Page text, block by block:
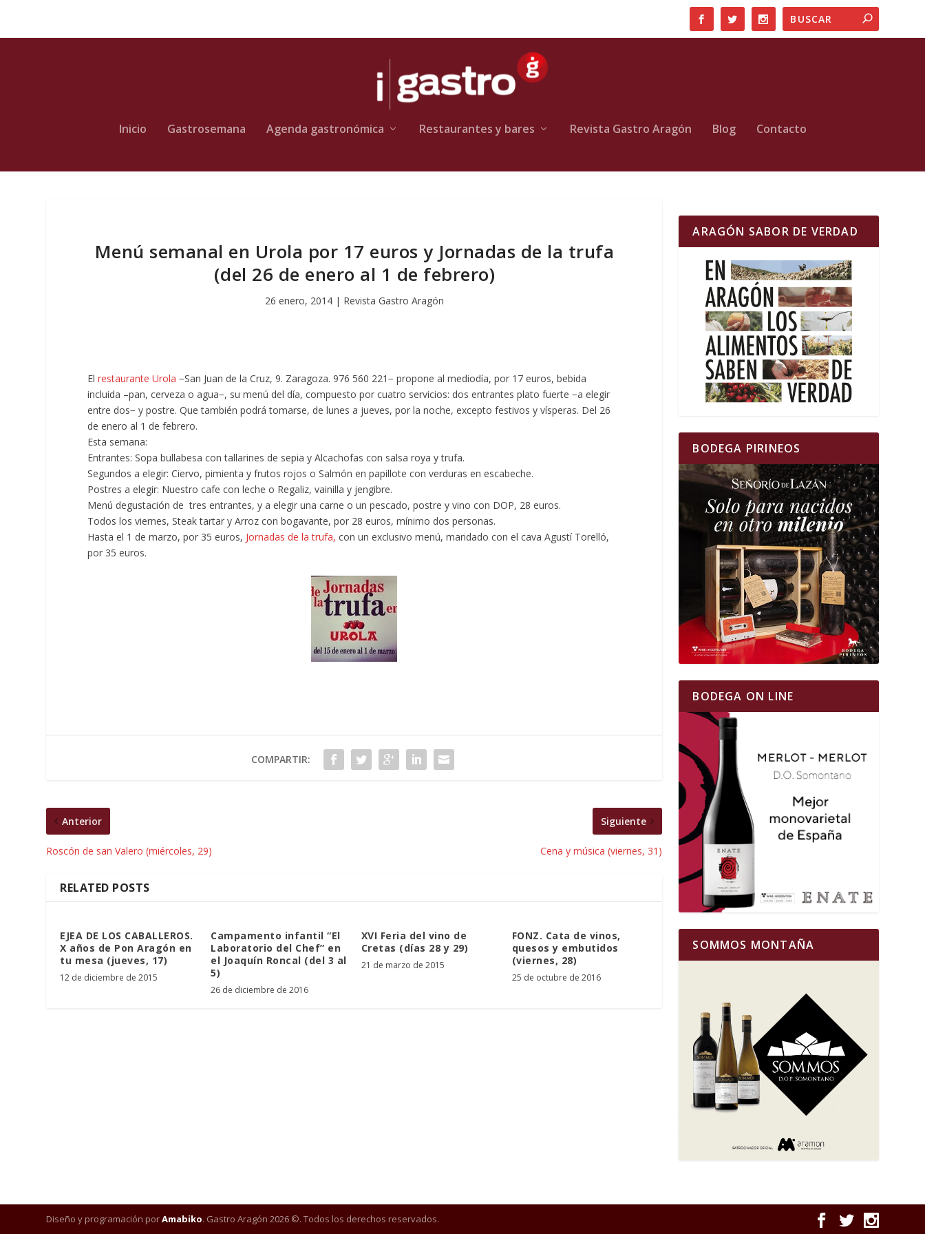
Inicio Gastrosemana Agenda gastronómica Restaurantes y bares Revista Gastro Aragón Blog Contacto
Menú semanal en Urola por 17 euros y Jornadas de la trufa
(del 26 de enero al 1 de febrero)
26 enero, 2014| Revista Gastro Aragón
Elrestaurante Urola −San Juan de la Cruz, 9. Zaragoza. 976 560 221− propone al mediodía, por 17 euros, bebida
incluida –pan, cerveza o agua−, su menú del día, compuesto por cuatro servicios: dos entrantes plato fuerte −a elegir
entre dos− y postre. Que también podrá tomarse, de lunes a jueves, por la noche, excepto festivos y vísperas. Del 26
de enero al 1 de febrero.
Esta semana:
Entrantes: Sopa bullabesa con tallarines de sepia y Alcachofas con salsa roya y trufa.
Segundos a elegir: Ciervo, pimienta y frutos rojos o Salmón en papillote con verduras en escabeche.
Postres a elegir: Nuestro cafe con leche o Regaliz, vainilla y jengibre.
Menú degustación de tres entrantes, y a elegir una carne o un pescado, postre y vino con DOP, 28 euros.
Todos los viernes, Steak tartar y Arroz con bogavante, por 28 euros, mínimo dos personas.
Hasta el 1 de marzo, por 35 euros, Jornadas de la trufa, con un exclusivo menú, maridado con el cava Agustí Torelló,
por 35 euros.
COMPARTIR:
Anterior
Roscón de san Valero (miércoles, 29)
Siguiente
Cena y música (viernes, 31)
RELATED POSTS
EJEA DE LOS CABALLEROS.
X años de Pon Aragón en
tu mesa (jueves, 17)
12 de diciembre de 2015
Campamento infantil “El
Laboratorio del Chef” en
el Joaquín Roncal (del 3 al
5)
26 de diciembre de 2016
XVI Feria del vino de
Cretas (días 28 y 29)
21 de marzo de 2015
FONZ. Cata de vinos,
quesos y embutidos
(viernes, 28)
25 de octubre de 2016
ARAGÓN SABOR DE VERDAD
BODEGA PIRINEOS
BODEGA ON LINE
SOMMOS MONTAÑA
Diseño y programación porAmabiko. Gastro Aragón 2026 ©. Todos los derechos reservados.